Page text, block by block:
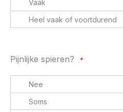
Pijnlijke spieren? *